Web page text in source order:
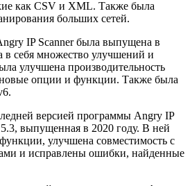
как CSV и XML. Также была
больших сетей.
IP Scanner была выпущена в
в себя множество улучшений и
улучшена производительность
опции и функции. Также была
версией программы Angry IP
5.3, выпущенная в 2020 году. В ней
улучшена совместимость с
и исправлены ошибки, найденные